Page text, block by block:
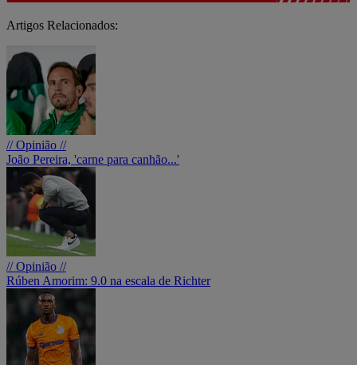
Artigos Relacionados:
// Opinião //
João Pereira, 'carne para canhão...'
// Opinião //
Rúben Amorim: 9.0 na escala de Richter